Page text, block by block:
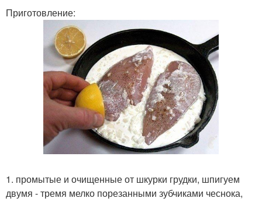
Приготовление:
1. промытые и очищенные от шкурки грудки, шпигуем
двумя - тремя мелко порезанными зубчиками чеснока,